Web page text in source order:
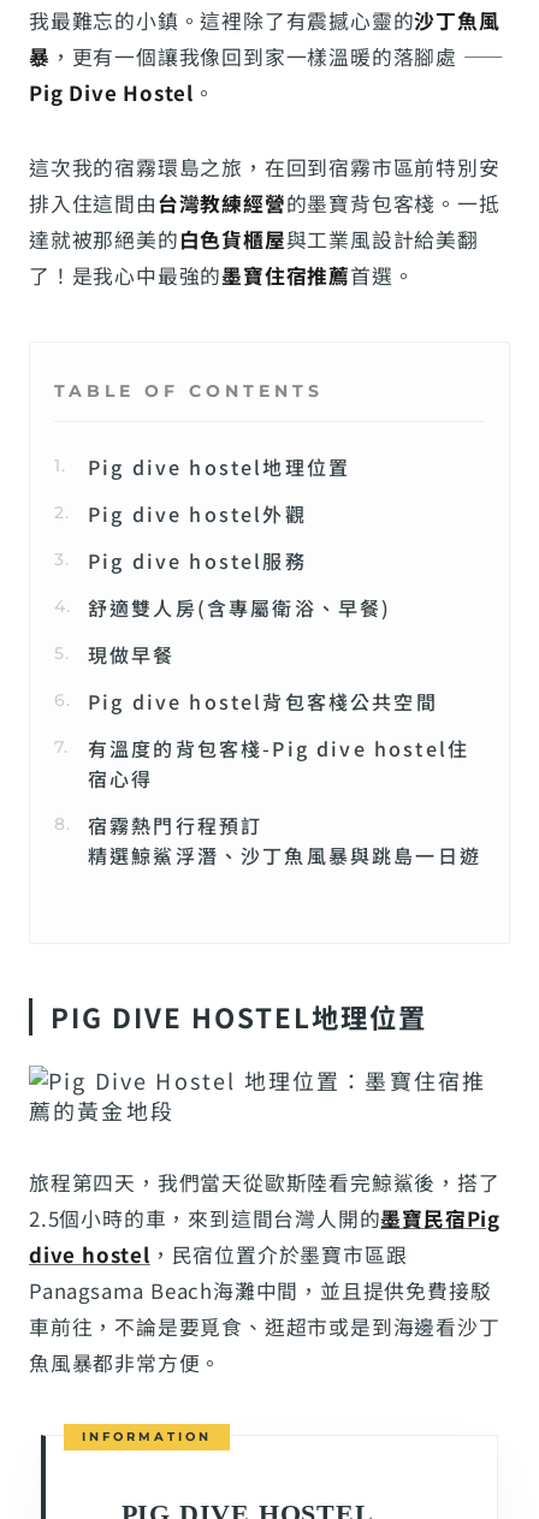
我最難忘的小鎮。這裡除了有震撼心靈的沙丁魚風
暴 ，更有一個讓我像回到家一樣溫暖的落腳處 ——
Pig Dive Hostel 。
這次我的宿霧環島之旅，在回到宿霧市區前特別安
排入住這間由台灣教練經營的墨寶背包客棧。一抵
達就被那絕美的白色貨櫃屋與工業風設計給美翻
了！是我心中最強的墨寶住宿推薦首選。
TABLE OF CONTENTS
Pig dive hostel地理位置
Pig dive hostel外觀
Pig dive hostel服務
舒適雙人房(含專屬衛浴、早餐)
現做早餐
Pig dive hostel背包客棧公共空間
有溫度的背包客棧-Pig dive hostel住
宿心得
宿霧熱門行程預訂
精選鯨鯊浮潛、沙丁魚風暴與跳島一日遊
PIG DIVE HOSTEL地理位置
旅程第四天，我們當天從歐斯陸看完鯨鯊後，搭了
2.5個小時的車，來到這間台灣人開的墨寶民宿Pig
dive hostel ，民宿位置介於墨寶市區跟
Panagsama Beach海灘中間，並且提供免費接駁
車前往，不論是要覓食、逛超市或是到海邊看沙丁
魚風暴都非常方便。